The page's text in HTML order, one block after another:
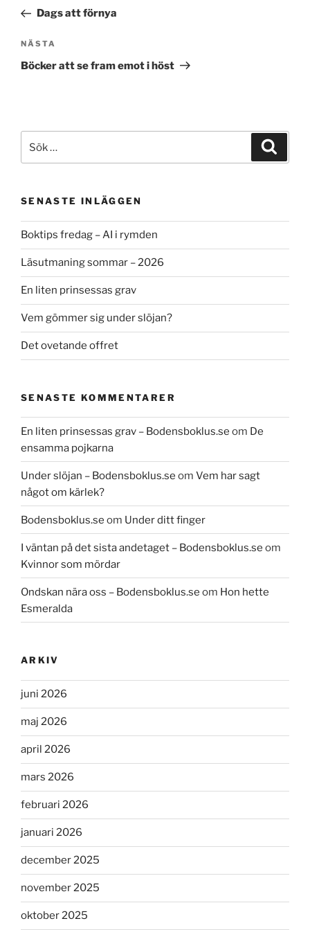
inläggDags att förnya
Nästa
inlägg
NÄSTA
Böcker att se fram emot i höst
efter:
SENASTE INLÄGGEN
Boktips fredag – AI i rymden
Läsutmaning sommar – 2026
En liten prinsessas grav
Vem gömmer sig under slöjan?
Det ovetande offret
SENASTE KOMMENTARER
En liten prinsessas grav – Bodensboklus.se om De
ensamma pojkarna
Under slöjan – Bodensboklus.se om Vem har sagt
något om kärlek?
Bodensboklus.se om Under ditt finger
I väntan på det sista andetaget – Bodensboklus.se om
Kvinnor som mördar
Ondskan nära oss – Bodensboklus.se om Hon hette
Esmeralda
ARKIV
juni 2026
maj 2026
april 2026
mars 2026
februari 2026
januari 2026
december 2025
november 2025
oktober 2025